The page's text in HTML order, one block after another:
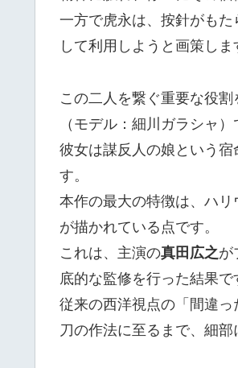
一方で虎永は、按針がも
して利用しようと画策しま
この二人を繋ぐ重要な役
（モデル：細川ガラシャ）
彼女は謀反人の娘という
す。
本作の最大の特徴は、ハリ
が描かれている点です。
これは、主演の真田広之が
底的な監修を行った結果で
従来の西洋視点の「間違
刀の作法に至るまで、細部